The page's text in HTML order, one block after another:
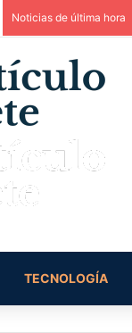
Noticias de última hora
TECNOLOGÍA